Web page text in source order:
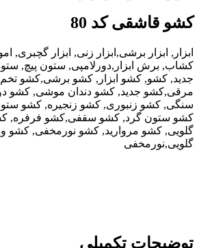
کشو قاشقی کد 80
ابزار, ابزار برشی,ابزار زنی, ابزار گچبری,
کشاب, برش ابزار,دورلامپی, ستون پیچ,
جدید, کشو, کشو ابزار, کشو برشی,کشو
مرقی,کشو جدید, کشو دندان موشی, کشو
سنگی, کشو زنبوری, کشو زنجیره, کشو
کشو ستون گرد, کشو سقفی,کشو فرفره,
گلویی, کشو مروارید, کشو نورمخفی, کشو
گلویی,نورمخفی
توضیحات تکمیلی